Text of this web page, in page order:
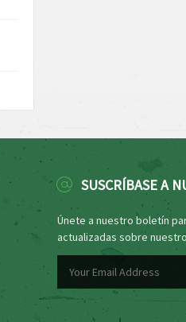
SUSCRÍBASE A
Únete a nuestro boletín
actualizadas sobre